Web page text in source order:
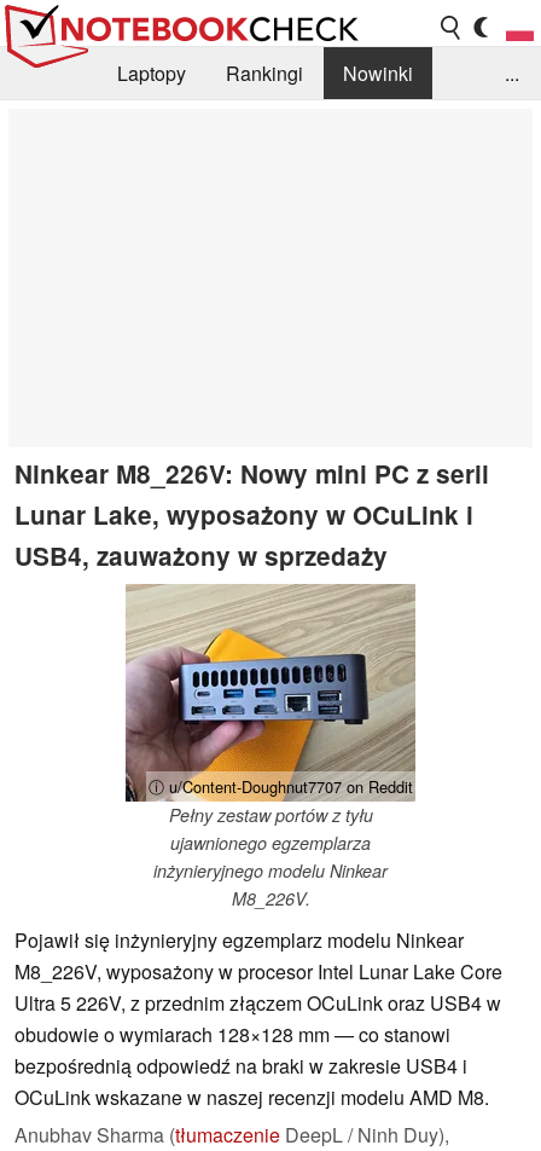
Laptopy Rankingi
Nowinki
...
Ninkear M8_226V: Nowy mini PC z serii
Lunar Lake, wyposażony w OCuLink i
USB4, zauważony w sprzedaży
ⓘ u/Content-Doughnut7707 on Reddit
Pełny zestaw portów z tyłu
ujawnionego egzemplarza
inżynieryjnego modelu Ninkear
M8_226V.
Pojawił się inżynieryjny egzemplarz modelu Ninkear
M8_226V, wyposażony w procesor Intel Lunar Lake Core
Ultra 5 226V, z przednim złączem OCuLink oraz USB4 w
obudowie o wymiarach 128×128 mm — co stanowi
bezpośrednią odpowiedź na braki w zakresie USB4 i
OCuLink wskazane w naszej recenzji modelu AMD M8.
Anubhav Sharma (tłumaczenie DeepL / Ninh Duy),